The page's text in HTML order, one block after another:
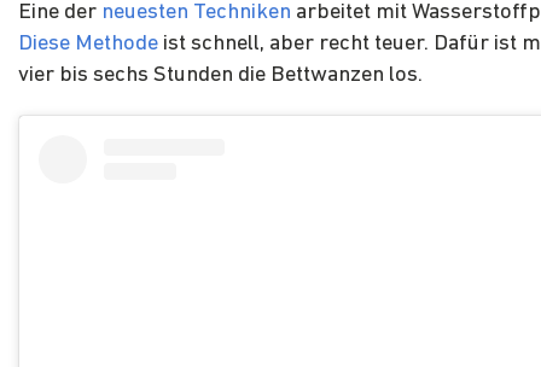
Eine der neuesten Techniken arbeitet mit
Diese Methode ist schnell, aber recht teuer. Dafür ist
vier bis sechs Stunden die Bettwanzen los.